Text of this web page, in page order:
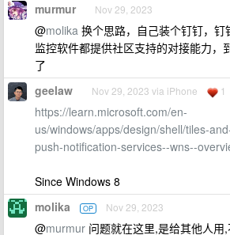
murmur Nov 29, 2023
@molika 换个思路，自己装个钉钉，
监控软件都提供社区支持的对接能力，
了
geelaw Nov 29, 2023 via iPhone 1
https://learn.microsoft.com/en-
us/windows/apps/design/shell/tiles-
push-notification-services--wns--
Since Windows 8
molika OP Nov 29, 2023
@murmur 问题就在这里,是给其他人